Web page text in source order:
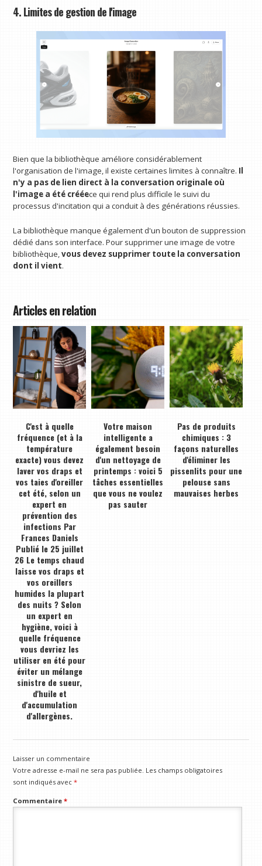
4. Limites de gestion de l'image
Bien que la bibliothèque améliore considérablement
l'organisation de l'image, il existe certaines limites à connaître. Il
n'y a pas de lien direct à la conversation originale où
l'image a été crééece qui rend plus difficile le suivi du
processus d'incitation qui a conduit à des générations réussies.
La bibliothèque manque également d'un bouton de suppression
dédié dans son interface. Pour supprimer une image de votre
bibliothèque,vous devez supprimer toute la conversation
dont il vient.
Articles en relation
C'est à quelle
fréquence (et à la
température
exacte) vous devez
laver vos draps et
vos taies d'oreiller
cet été, selon un
expert en
prévention des
infections Par
Frances Daniels
Publié le 25 juillet
26 Le temps chaud
laisse vos draps et
vos oreillers
humides la plupart
des nuits ? Selon
un expert en
hygiène, voici à
quelle fréquence
vous devriez les
utiliser en été pour
éviter un mélange
sinistre de sueur,
d'huile et
d'accumulation
d'allergènes.
Votre maison
intelligente a
également besoin
d'un nettoyage de
printemps : voici 5
tâches essentielles
que vous ne voulez
pas sauter
Pas de produits
chimiques : 3
façons naturelles
d'éliminer les
pissenlits pour une
pelouse sans
mauvaises herbes
Laisser un commentaire
Votre adresse e-mail ne sera pas publiée. Les champs obligatoires
sont indiqués avec*
Commentaire*